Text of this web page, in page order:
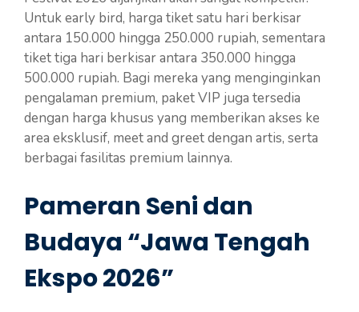
Untuk early bird, harga tiket satu hari berkisar
antara 150.000 hingga 250.000 rupiah, sementara
tiket tiga hari berkisar antara 350.000 hingga
500.000 rupiah. Bagi mereka yang menginginkan
pengalaman premium, paket VIP juga tersedia
dengan harga khusus yang memberikan akses ke
area eksklusif, meet and greet dengan artis, serta
berbagai fasilitas premium lainnya.
Pameran Seni dan
Budaya “Jawa Tengah
Ekspo 2026”